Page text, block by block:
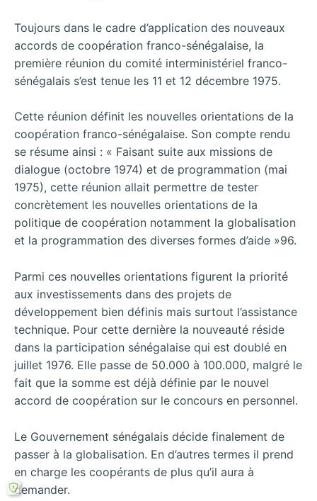
Toujours dans le cadre d’application des nouveaux
accords de coopération franco-sénégalaise, la
première réunion du comité interministériel franco-
sénégalais s’est tenue les 11 et 12 décembre 1975.
Cette réunion définit les nouvelles orientations de la
coopération franco-sénégalaise. Son compte rendu
se résume ainsi : « Faisant suite aux missions de
dialogue (octobre 1974) et de programmation (mai
1975), cette réunion allait permettre de tester
concrètement les nouvelles orientations de la
politique de coopération notamment la globalisation
et la programmation des diverses formes d’aide »96.
Parmi ces nouvelles orientations figurent la priorité
aux investissements dans des projets de
développement bien définis mais surtout l’assistance
technique. Pour cette dernière la nouveauté réside
dans la participation sénégalaise qui est doublé en
juillet 1976. Elle passe de 50.000 à 100.000, malgré le
fait que la somme est déjà définie par le nouvel
accord de coopération sur le concours en personnel.
Le Gouvernement sénégalais décide finalement de
passer à la globalisation. En d’autres termes il prend
en charge les coopérants de plus qu’il aura à
demander.